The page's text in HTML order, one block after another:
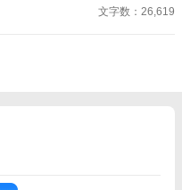
くれる人と幸せになり、彼女を失
ていた。 けれど義父が亡くなると
人同然に扱われ、わがままな義妹
経営手腕を武器に、公爵家の膿を
ア。 やがて王都から戻った夫は、
知り、深く後悔する。償うために
に愛し始める夫。 けれど、それで
文字数：26,619